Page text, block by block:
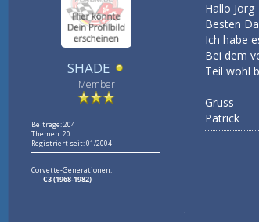
SHADE
Member
Beiträge: 204
Themen: 20
Registriert seit: 01/2004
Corvette-Generationen:
C3 (1968-1982)
Hallo Jörg
Besten
Ich habe
Bei dem
Teil wohl
Gruss
Patrick